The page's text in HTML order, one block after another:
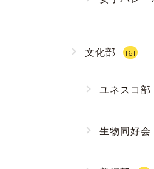
文化部 161
ユネスコ部
生物同好会